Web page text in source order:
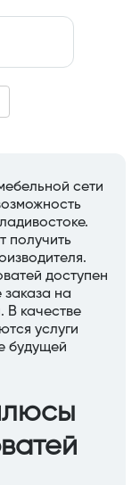
сети
получить
доступен
на
В качестве
услуги
будущей